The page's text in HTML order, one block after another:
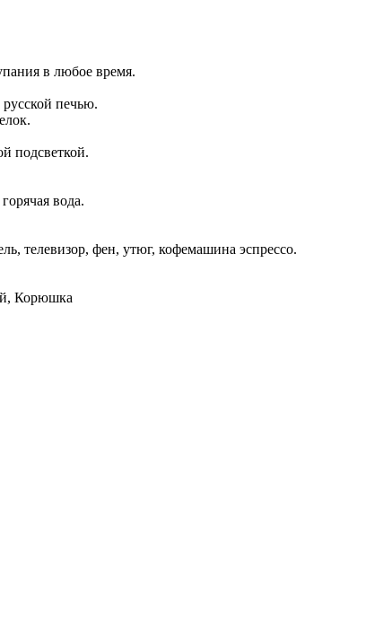
в любое время.
печью.
подсветкой.
вода.
телевизор, фен, утюг, кофемашина эспрессо.
Корюшка